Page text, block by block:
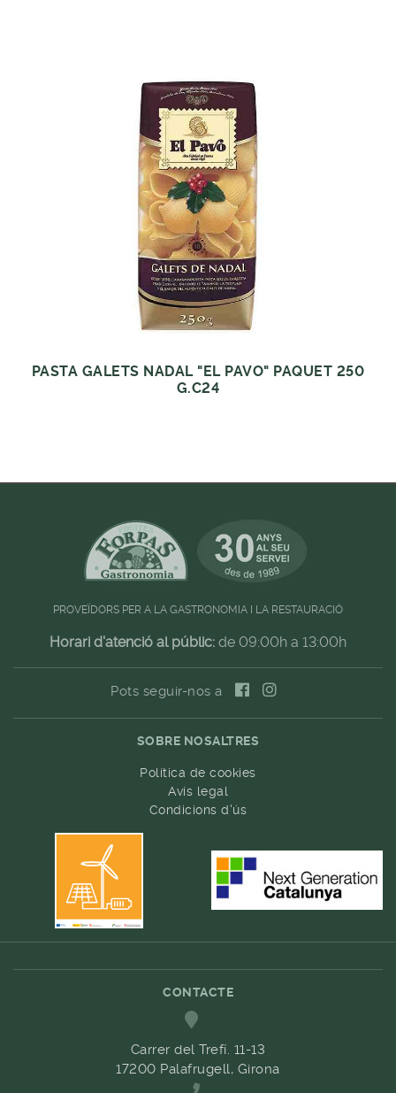
PASTA GALETS NADAL "EL PAVO" PAQUET 250
G.C24
PROVEÏDORS PER A LA GASTRONOMIA I LA RESTAURACIÓ
Horari d'atenció al públic: de 09:00h a 13:00h
Pots seguir-nos a
SOBRE NOSALTRES
Política de cookies
Avís legal
Condicions d'ús
CONTACTE
Carrer del Trefí. 11-13
17200 Palafrugell, Girona